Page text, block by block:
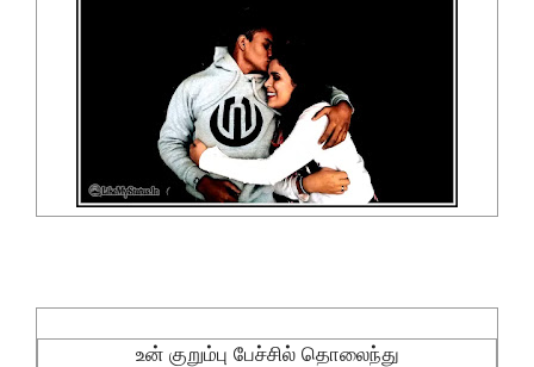
உன் குறும்பு பேச்சில் தொலைந்து